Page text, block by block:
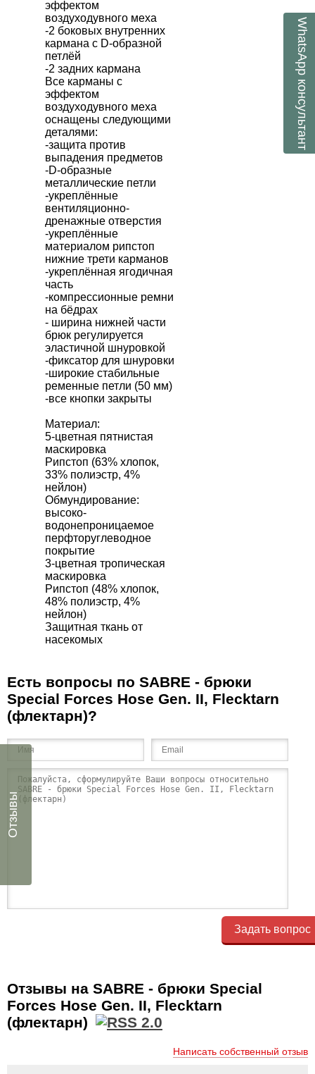
эффектом
воздуходувного меха
-2 боковых внутренних
кармана с D-образной
петлёй
-2 задних кармана
Все карманы с
эффектом
воздуходувного меха
оснащены следующими
деталями:
-защита против
выпадения предметов
-D-образные
металлические петли
-укреплённые
вентиляционно-
дренажные отверстия
-укреплённые
материалом рипстоп
нижние трети карманов
-укреплённая ягодичная
часть
-компрессионные ремни
на бёдрах
- ширина нижней части
брюк регулируется
эластичной шнуровкой
-фиксатор для шнуровки
-широкие стабильные
ременные петли (50 мм)
-все кнопки закрыты
Материал:
5-цветная пятнистая
маскировка
Рипстоп (63% хлопок,
33% полиэстр, 4%
нейлон)
Обмундирование:
высоко-
водонепроницаемое
перфторуглеводное
покрытие
3-цветная тропическая
маскировка
Рипстоп (48% хлопок,
48% полиэстр, 4%
нейлон)
Защитная ткань от
насекомых
Есть вопросы по SABRE - брюки
Special Forces Hose Gen. II, Flecktarn
(флектарн)?
Задать вопрос
Отзывы на SABRE - брюки Special
Forces Hose Gen. II, Flecktarn
(флектарн)
Написать собственный отзыв
WhatsApp
консультант
Отзывы